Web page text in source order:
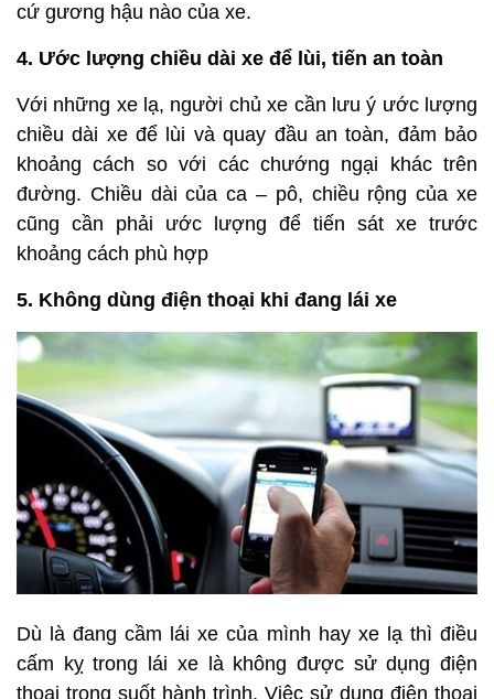
cứ gương hậu nào của xe.
4. Ước lượng chiều dài xe để lùi, tiến an toàn
Với những xe lạ, người chủ xe cần lưu ý ước lượng
chiều dài xe để lùi và quay đầu an toàn, đảm bảo
khoảng cách so với các chướng ngại khác trên
đường. Chiều dài của ca – pô, chiều rộng của xe
cũng cần phải ước lượng để tiến sát xe trước
khoảng cách phù hợp
5. Không dùng điện thoại khi đang lái xe
Dù là đang cầm lái xe của mình hay xe lạ thì điều
cấm kỵ trong lái xe là không được sử dụng điện
thoại trong suốt hành trình. Việc sử dụng điện thoại